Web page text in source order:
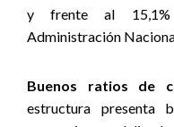
y frente al 15,1%
Administración
Buenos ratios de
estructura presenta